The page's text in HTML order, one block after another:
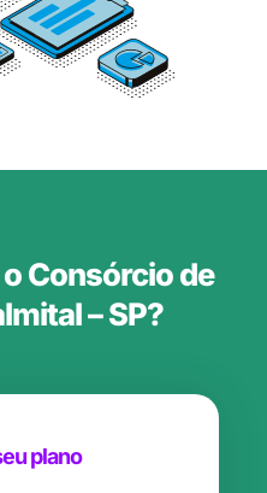
Consórcio de
– SP?
plano